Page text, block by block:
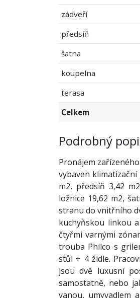
zádveří
předsíň
šatna
koupelna
terasa
Celkem
Podrobný
Pronájem
vybaven
m2, předsíň 3,42
ložnice 19,62 m2,
stranu do vnitřního
kuchyňskou linkou
čtyřmi varnými
trouba Philco s
stůl + 4 židle.
jsou dvě luxusní
samostatně, nebo
vanou, umyvadlem